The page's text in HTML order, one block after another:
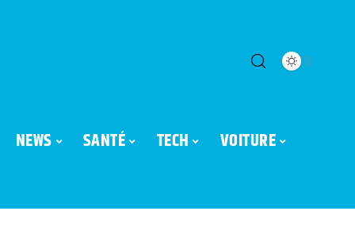
NEWS SANTÉ TECH VOITURE